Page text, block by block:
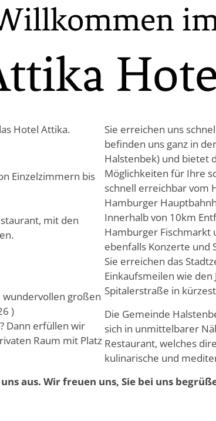
Hotel Attika.
Einzelzimmern bis
mit den
großen
)
Dann erfüllen wir
Raum mit Platz
Sie erreichen uns
befinden uns ganz in
Halstenbek) und bietet
Möglichkeiten für Ihre
schnell erreichbar vom
Hamburger
Innerhalb von 10km
Hamburger Fischmarkt
ebenfalls Konzerte und
Sie erreichen das
Einkaufsmeilen wie
Spitalerstraße in
Die Gemeinde
sich in unmittelbarer
Restaurant, welches
kulinarische und
aus. Wir freuen uns, Sie bei uns